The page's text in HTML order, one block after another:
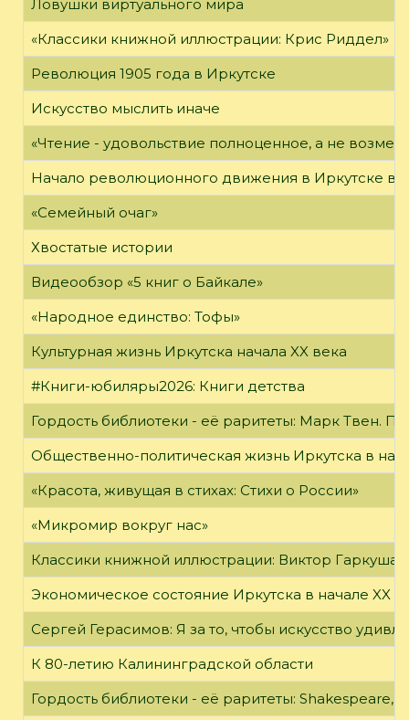
Ловушки виртуального мира
«Классики книжной иллюстрации: Крис Риддел»
Революция 1905 года в Иркутске
Искусство мыслить иначе
«Чтение - удовольствие полноценное, а не
Начало революционного движения в Иркутске в
«Семейный очаг»
Хвостатые истории
Видеообзор «5 книг о Байкале»
«Народное единство: Тофы»
Культурная жизнь Иркутска начала XX века
#Книги-юбиляры2026: Книги детства
Гордость библиотеки - её раритеты: Марк Твен.
Общественно-политическая жизнь Иркутска в
«Красота, живущая в стихах: Стихи о России»
«Микромир вокруг нас»
Классики книжной иллюстрации: Виктор Гаркуша
Экономическое состояние Иркутска в начале XX
Сергей Герасимов: Я за то, чтобы искусство
К 80-летию Калининградской области
Гордость библиотеки - её раритеты: Shakespeare,